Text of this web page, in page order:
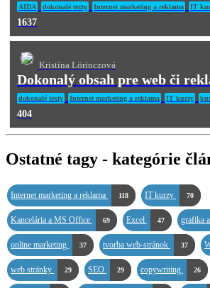
AIDA dokonalé texty Internet marketing a reklama IT
1637
Kristína Lörinczová
Dokonalý obsah pre web či
dokonalé texty Internet marketing a reklama IT kurzy
404
Ostatné tagy - kategórie
Internet marketing a reklama 118 IT kurzy 70
Kancelária a MS Office 69 Excel 47 grafika
online marketing 37 tvorba web-stránok 37
web stránky 29 SEO 29 copywriting 26